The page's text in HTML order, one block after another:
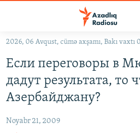
Əsas
qayıt
Əsas
naviqasiyaya
qayıt
KORRUPSIOMETR
#ƏSLINDƏ
FƏRQƏ BAX
2026, 06 Avqust, cümə axşamı, Bakı vaxtı
Если переговоры в
дадут результата, то
Азербайджану?
Noyabr 21, 2009